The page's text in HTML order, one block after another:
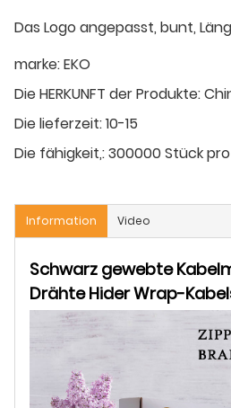
Das Logo angepasst, bunt,
marke:EKO
Die HERKUNFT der Produkte:
Die lieferzeit:10-15
Die fähigkeit,:300000 Stück
Information Video
Schwarz gewebte
Drähte Hider Wrap-